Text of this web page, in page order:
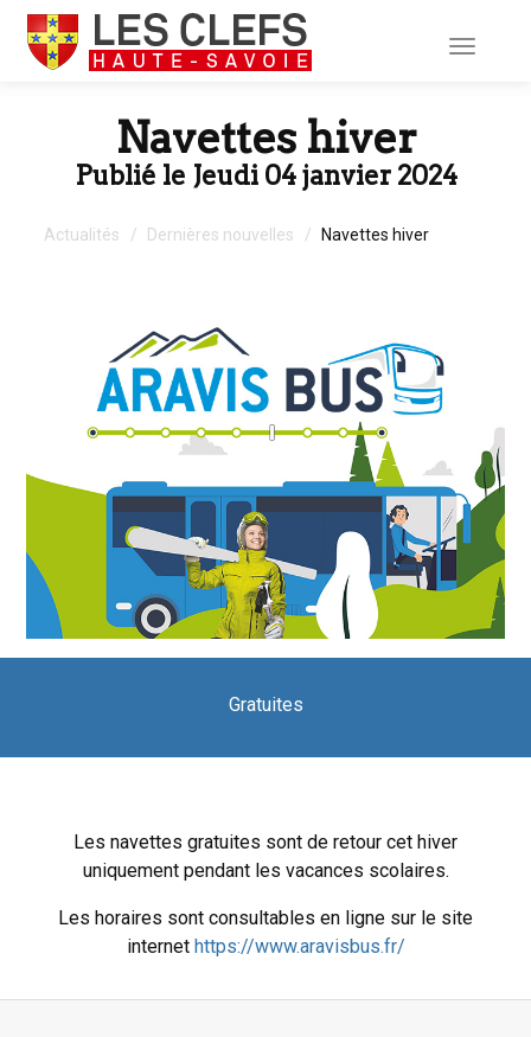
Toggle
Navettes hiver
Publié le Jeudi 04 janvier 2024
Actualités Dernières nouvelles Navettes hiver
Gratuites
Les navettes gratuites sont de retour cet hiver
uniquement pendant les vacances scolaires.
Les horaires sont consultables en ligne sur le site
internet https://www.aravisbus.fr/